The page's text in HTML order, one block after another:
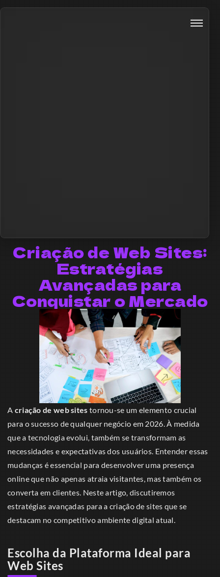
Criação de Web Sites:
Estratégias
Avançadas para
Conquistar o Mercado
A criação de web sites tornou-se um elemento crucial
para o sucesso de qualquer negócio em 2026. À medida
que a tecnologia evolui, também se transformam as
necessidades e expectativas dos usuários. Entender essas
mudanças é essencial para desenvolver uma presença
online que não apenas atraia visitantes, mas também os
converta em clientes. Neste artigo, discutiremos
estratégias avançadas para a criação de sites que se
destacam no competitivo ambiente digital atual.
Escolha da Plataforma Ideal para
Web Sites